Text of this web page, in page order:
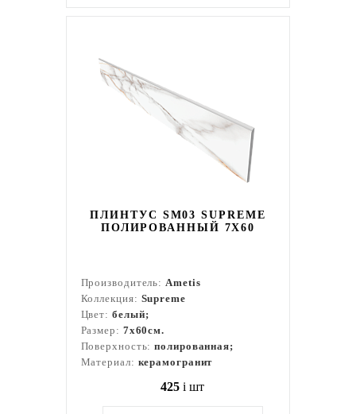
ПЛИНТУС SM03 SUPREME
ПОЛИРОВАННЫЙ 7X60
Производитель:Ametis
Коллекция: Supreme
Цвет: белый;
Размер: 7x60см.
Поверхность:полированная;
Материал: керамогранит
425 i шт